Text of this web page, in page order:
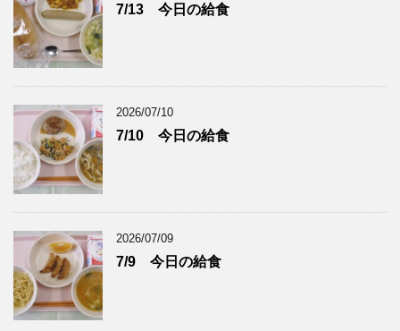
7/13 今日の給食
2026/07/10
7/10 今日の給食
2026/07/09
7/9 今日の給食